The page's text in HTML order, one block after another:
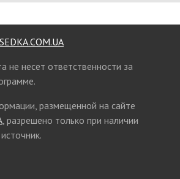
не несет ответственности за
размещенной на сайте
, разрешено только при наличии